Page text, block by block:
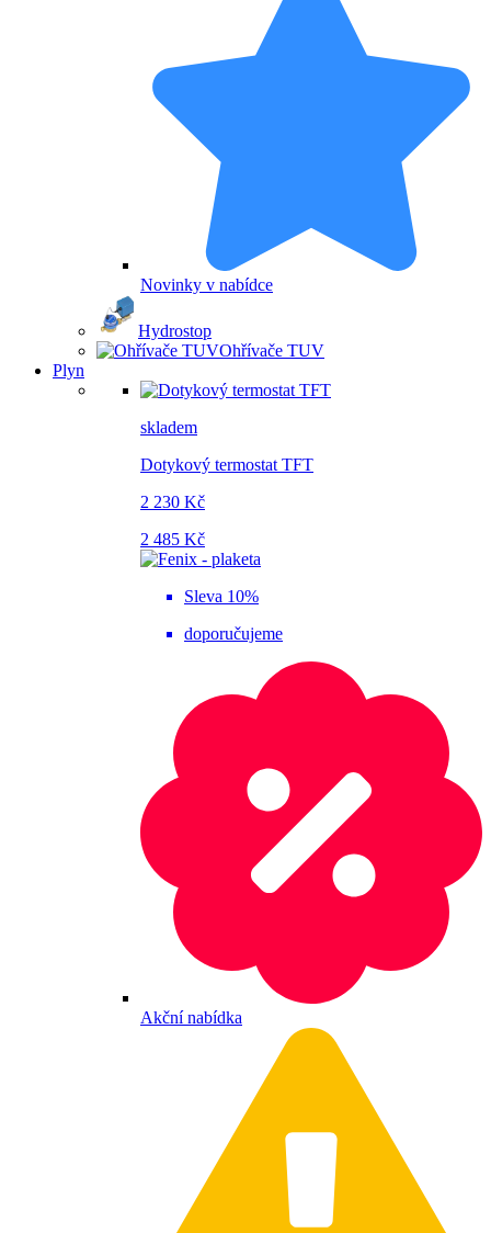
Novinky v nabídce
Hydrostop
Ohřívače TUV
Plyn
skladem
Dotykový termostat TFT
2 230 Kč
2 485 Kč
Sleva 10%
doporučujeme
Akční nabídka